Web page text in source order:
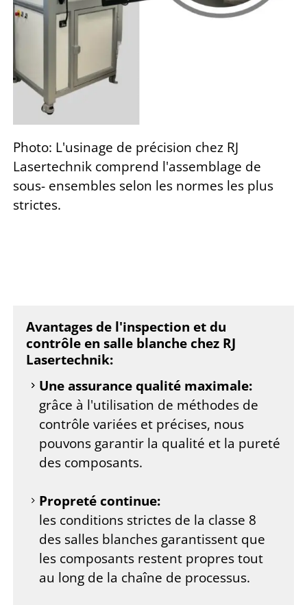
Photo: L'usinage de précision chez RJ
Lasertechnik comprend l'assemblage de
sous- ensembles selon les normes les plus
strictes.
Avantages de l'inspection et du
contrôle en salle blanche chez RJ
Lasertechnik:
Une assurance qualité maximale:
grâce à l'utilisation de méthodes de
contrôle variées et précises, nous
pouvons garantir la qualité et la pureté
des composants.
Propreté continue:
les conditions strictes de la classe 8
des salles blanches garantissent que
les composants restent propres tout
au long de la chaîne de processus.